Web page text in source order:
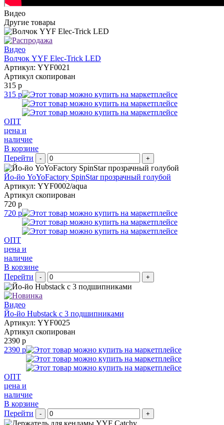
Видео
Другие товары
Видео
Волчок YYF Elec-Trick LED
Артикул: YYF0021
Артикул скопирован
315 р
315 р
ОПТ
цена и
наличие
В корзине
Перейти
- +
Йо-йо YoYoFactory SpinStar прозрачный голубой
Артикул: YYF0002/aqua
Артикул скопирован
720 р
720 р
ОПТ
цена и
наличие
В корзине
Перейти
- +
Видео
Йо-йо Hubstack c 3 подшипниками
Артикул: YYF0025
Артикул скопирован
2390 р
2390 р
ОПТ
цена и
наличие
В корзине
Перейти
- +